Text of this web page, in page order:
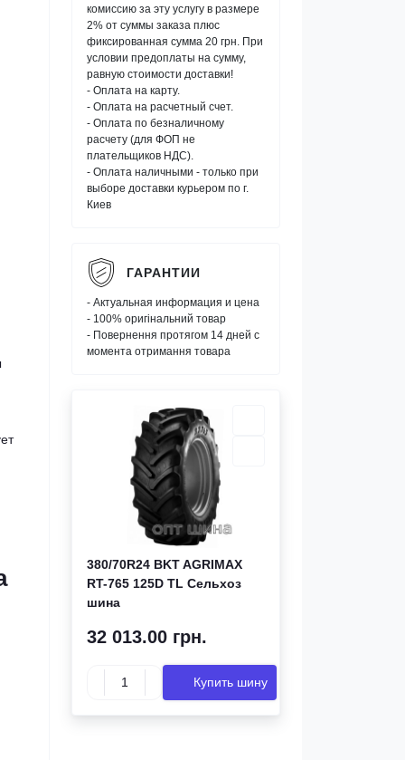
комиссию за эту услугу в размере
2% от суммы заказа плюс
фиксированная сумма 20 грн. При
условии предоплаты на сумму,
равную стоимости доставки!
- Оплата на карту.
- Оплата на расчетный счет.
- Оплата по безналичному
расчету (для ФОП не
плательщиков НДС).
- Оплата наличными - только при
выборе доставки курьером по г.
Киев
ГАРАНТИИ
- Актуальная информация и цена
- 100% оригінальний товар
- Повернення протягом 14 дней с
момента отримання товара
380/70R24 BKT AGRIMAX
RT-765 125D TL Сельхоз
шина
32 013.00 грн.
Купить шину